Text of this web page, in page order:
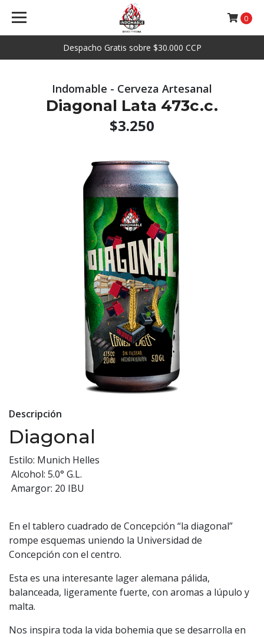
Despacho Gratis sobre $30.000 CCP
0
Indomable - Cerveza Artesanal
Diagonal Lata 473c.c.
$3.250
Descripción
Diagonal
Estilo: Munich Helles
Alcohol: 5.0° G.L.
Amargor: 20 IBU
En el tablero cuadrado de Concepción “la diagonal”
rompe esquemas uniendo la Universidad de
Concepción con el centro.
Esta es una interesante lager alemana pálida,
balanceada, ligeramente fuerte, con aromas a lúpulo y
malta.
Nos inspira toda la vida bohemia que se desarrolla en